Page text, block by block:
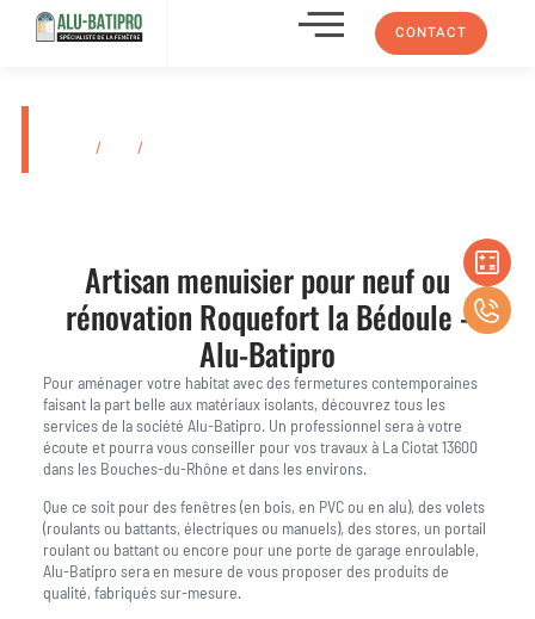
CONTACT
/ /
Artisan menuisier pour neuf ou
rénovation Roquefort la Bédoule -
Alu-Batipro
Pour aménager votre habitat avec des fermetures contemporaines
faisant la part belle aux matériaux isolants, découvrez tous les
services de la société Alu-Batipro. Un professionnel sera à votre
écoute et pourra vous conseiller pour vos travaux à La Ciotat 13600
dans les Bouches-du-Rhône et dans les environs.
Que ce soit pour des fenêtres (en bois, en PVC ou en alu), des volets
(roulants ou battants, électriques ou manuels), des stores, un portail
roulant ou battant ou encore pour une porte de garage enroulable,
Alu-Batipro sera en mesure de vous proposer des produits de
qualité, fabriqués sur-mesure.